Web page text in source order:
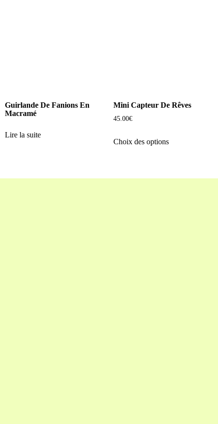
Guirlande De Fanions En
Macramé
Lire la suite
Mini Capteur De Rêves
45.00€
Choix des options